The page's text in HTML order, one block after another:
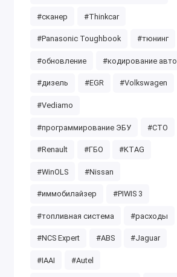
#сканер #Thinkcar
#Panasonic Toughbook #тюнинг
#обновление #кодирование авто
#дизель #EGR #Volkswagen
#Vediamo
#программирование ЭБУ #СТО
#Renault #ГБО #KTAG
#WinOLS #Nissan
#иммобилайзер #PIWIS 3
#топливная система #расходы
#NCS Expert #ABS #Jaguar
#IAAI #Autel